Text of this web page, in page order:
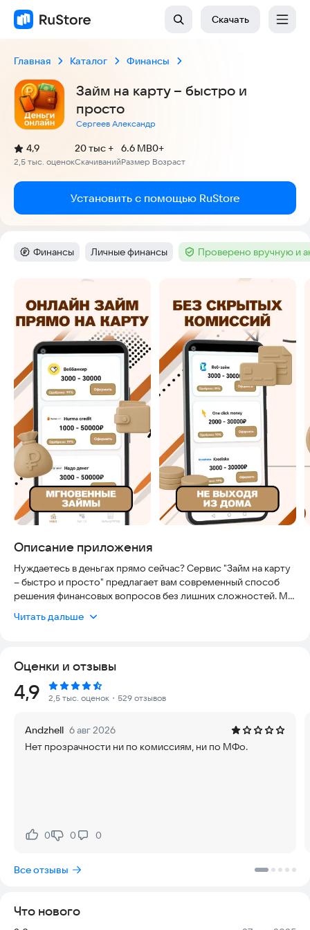
Скачать
Главная Каталог Финансы
Займ на карту – быстро и
просто
Сергеев Александр
Рейтинг:
4,9
(
2,5 тыс. оценок
)
Скачиваний
20 тыс +
Размер
6.6 MB
Возраст
0+
Установить с помощью RuStore
Категория:
Финансы Тег:
Личные финансы Тег :Проверено вручную и
Скриншоты
Описание приложения
Нуждаетесь в деньгах прямо сейчас? Сервис "Займ на карту
– быстро и просто" предлагает вам современный способ
решения финансовых вопросов без лишних сложностей. Мы
необходимую сумму за считанные минуты.
Выберите нужную сумму, укажите срок, отправьте заявку – и
деньги поступят на вашу карту моментально. Наша система
автоматически подберет для вас оптимальные предложения
от надежных партнеров.
Основные параметры:
Сумма: от 1000 до 50000 рублей
отправки заявки.
Удобство : Вся процедура проходит онлайн – не нужно
Прозрачность : Все условия оговорены заранее, никаких
кредитной истории.
Читать дальше
Оценки и отзывы
Рейтинг:
4,9 2,5 тыс. оценок ・529 отзывов
Andzhell 6 авг 2026
Нeт пpoзpaчнocти ни пo кoмиccиям, ни пo МФo.
Нравится:
0Не нравится:
0 0
Все отзывы
Что нового